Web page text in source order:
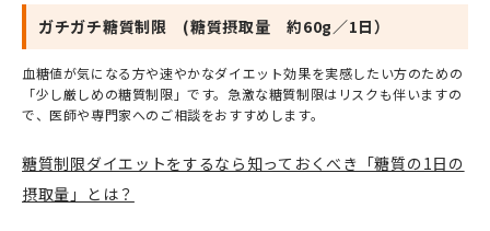
ガチガチ糖質制限 (糖質摂取量 約60g／1日）
血糖値が気になる方や速やかなダイエット効果を実感したい方のための
「少し厳しめの糖質制限」です。急激な糖質制限はリスクも伴いますの
で、医師や専門家へのご相談をおすすめします。
糖質制限ダイエットをするなら知っておくべき「糖質の1日の
摂取量」とは？